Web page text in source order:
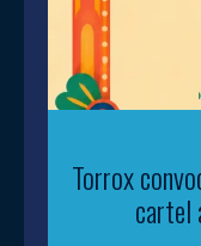
Torrox
cartel